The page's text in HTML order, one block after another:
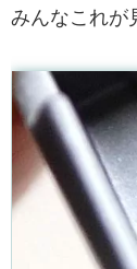
みんなこれが